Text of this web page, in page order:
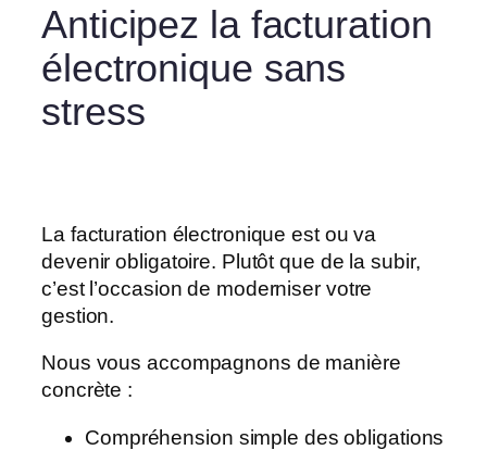
Anticipez la facturation
électronique sans
stress
La facturation électronique est ou va
devenir obligatoire. Plutôt que de la subir,
c’est l’occasion de moderniser votre
gestion.
Nous vous accompagnons de manière
concrète :
Compréhension simple des obligations